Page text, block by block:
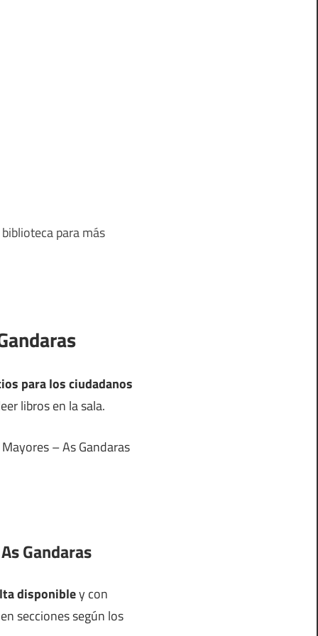
para más
para los ciudadanos
libros en la sala.
– As Gandaras
Gandaras
disponibley con
secciones según los